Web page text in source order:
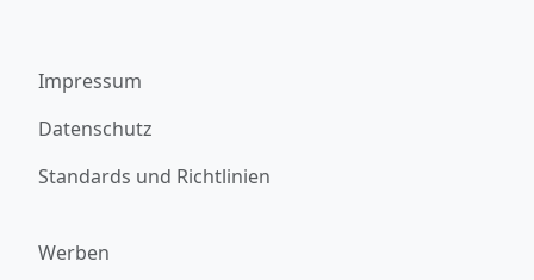
Impressum
Datenschutz
Standards und Richtlinien
Werben